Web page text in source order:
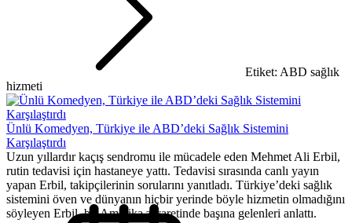
Etiket: ABD sağlık
hizmeti
Ünlü Komedyen, Türkiye ile ABD’deki Sağlık Sistemini
Karşılaştırdı
Uzun yıllardır kaçış sendromu ile mücadele eden Mehmet Ali Erbil,
rutin tedavisi için hastaneye yattı. Tedavisi sırasında canlı yayın
yapan Erbil, takipçilerinin sorularını yanıtladı. Türkiye’deki sağlık
sistemini öven ve dünyanın hiçbir yerinde böyle hizmetin olmadığını
söyleyen Erbil, bir Amerika ziyaretinde başına gelenleri anlattı.